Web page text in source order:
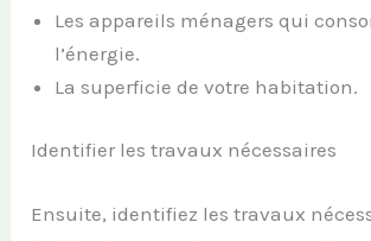
Les appareils ménagers qui
l’énergie.
La superficie de votre habitation.
Identifier les travaux nécessaires
Ensuite, identifiez les travaux